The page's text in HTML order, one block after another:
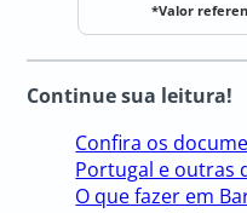
*Valor
Continue sua leitura!
Confira os
Portugal e outras
O que fazer em